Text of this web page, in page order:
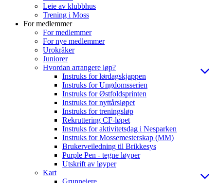
Leie av klubbhus
Trening i Moss
For medlemmer
For medlemmer
For nye medlemmer
Urokråker
Juniorer
Hvordan arrangere løp?
Instruks for lørdagskjappen
Instruks for Ungdomsserien
Instruks for Østfoldsprinten
Instruks for nyttårsløpet
Instruks for treningsløp
Rekruttering CF-løpet
Instruks for aktivitetsdag i Nesparken
Instruks for Mossemesterskap (MM)
Brukerveiledning til Brikkesys
Purple Pen - tegne løyper
Utskrift av løyper
Kart
Grunneiere